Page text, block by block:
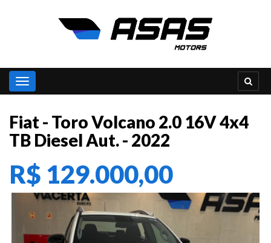
Toggle navigation
Fiat - Toro Volcano 2.0 16V 4x4
TB Diesel Aut. - 2022
R$ 129.000,00